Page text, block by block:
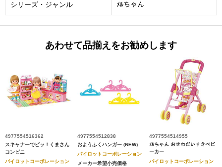
シリーズ・ジャンル ﾒﾙちゃん
あわせて品揃えをお勧めします
4977554516362
スキャナーでピッ！くまさん
コンビニ
パイロットコーポレーション
4977554512838
おようふくハンガー (NEW)
パイロットコーポレーション
メーカー希望小売価格
4977554514955
ﾒﾙちゃん おせわだいすきベビ
ーカー
パイロットコーポレーション